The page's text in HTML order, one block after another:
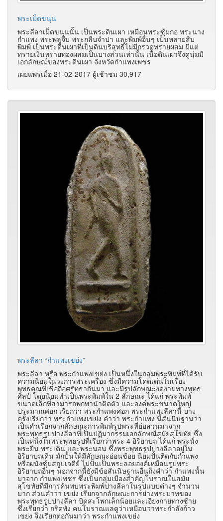
พระเม็ดขนุน
พระลีลาเม็ดขนุนนั้น เป็นพระดินเผา เหมือนพระซุ้มกอ พระนาง
กำแพง พระพลูจีบ พระกลีบจำปา และพิมพ์อื่นๆ เป็นหลายสิบ
พิมพ์ เป็นพระดินเผาที่เป็นดินบริสุทธิ์ไม่มีกรวดทรายผสม มีแต่
ทรายเงินทรายทองผสมเป็นบางส่วนเท่านั้น เนื้อดินเผาจึงดูนุ่มมี
เอกลักษณ์ของพระดินเผา จังหวัดกำแพงเพชร
เผยแพร่เมื่อ 21-02-2017 ผู้เช้าชม 30,917
พระลีลา “กำแพงเขย่ง”
พระลีลา หรือ พระกำแพงเขย่ง เป็นหนึ่งในกลุ่มพระพิมพ์ที่ได้รับ
ความนิยมในวงการพระเครื่อง ซึ่งมีความโดดเด่นในเรื่อง
พุทธคุณที่เชื่อถือศรัทธากันมา และมีรูปลักษณะงดงามทางพุทธ
ศิลป์ โดยนิยมทำเป็นพระพิมพ์ใน 2 ลักษณะ ได้แก่ พระพิมพ์
ขนาดเล็กที่สามารถพกพานำติดตัว และองค์พระขนาดใหญ่
ประมาณศอก เรียกว่า พระกำแพงศอก พระกำแพงลีลานี้ บาง
ครั้งเรียกว่า พระกำแพงเขย่ง คำว่า พระกำแพง นี้สันนิษฐานว่า
เป็นคำเรียกจากลักษณะการพิมพ์รูปพระที่ย่อส่วนมาจาก
พระพุทธรูปปางลีลาที่เป็นปฏิมากรรมเอกลักษณ์สมัยสุโขทัย ซึ่ง
เป็นหนึ่งในพระพุทธรูปที่เรียกว่าพระ 4 อิริยาบถ ได้แก่ พระนั่ง
พระยืน พระเดิน และพระนอน ซึ่งพระพุทธรูปปางลีลาอยู่ใน
อิริยาบถเดิน มักปั้นให้มีลักษณะอ่อนช้อย นิยมปั้นติดกับกำแพง
หรือผนังซุ้มสถูปเจดีย์ ไม่ปั้นเป็นพระลอยองค์เหมือนรูปพระ
อิริยาบถอื่นๆ นอกจากนี้ยังมีข้อสันนิษฐานอื่นถึงคำว่า กำแพงนั้น
มาจาก กำแพงเพชร ซึ่งเป็นกลุ่มเมืองสำคัญโบราณในสมัย
สุโขทัยที่มีการค้นพบพระพิมพ์ปางลีลาในรูปแบบต่างๆ จำนวน
มาก ส่วนคำว่า เขย่ง เรียกจากลักษณะการย่างพระบาทของ
พระพุทธรูปปางลีลา บิดสะโพกเล็กน้อยและเอียงกายทางซ้าย
ซึ่งเรียกว่า กริดพัง คนโบราณแลดูว่าเหมือนว่าพระกำลังก้าว
เขย่ง จึงเรียกต่อกันมาว่า พระกำแพงเขย่ง